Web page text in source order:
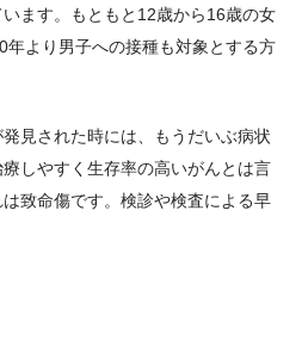
ます。もともと12歳から16歳の女
より男子への接種も対象とする方
見された時には、もうだいぶ病状
しやすく生存率の高いがんとは言
致命傷です。検診や検査による早